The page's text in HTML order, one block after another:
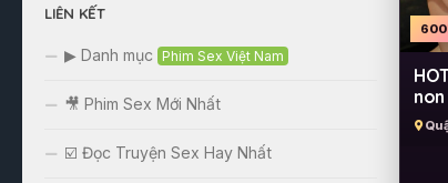
LIÊN KẾT
▶ Danh mục Phim Sex Việt Nam
🎥 Phim Sex Mới Nhất
☑️ Đọc Truyện Sex Hay Nhất